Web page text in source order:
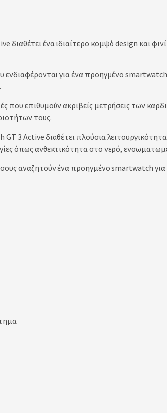
διαθέτει ένα ιδιαίτερο κομψό design και
ενδιαφέρονται για ένα προηγμένο
που επιθυμούν ακριβείς μετρήσεις των
τους.
GT 3 Active διαθέτει πλούσια
όπως ανθεκτικότητα στο νερό,
αναζητούν ένα προηγμένο smartwatch για